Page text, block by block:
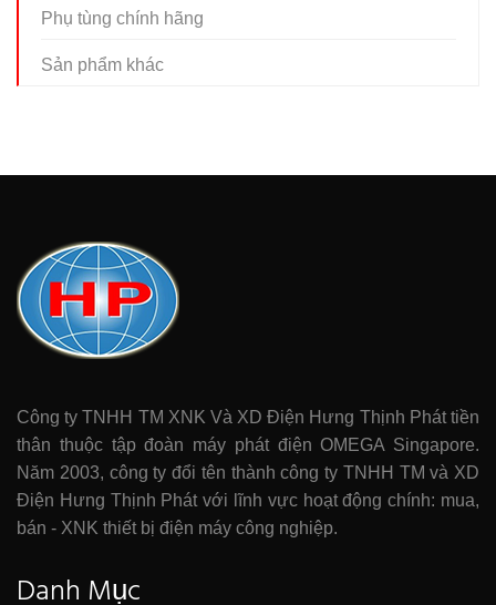
Phụ tùng chính hãng
Sản phẩm khác
Công ty TNHH TM XNK Và XD Điện Hưng Thịnh Phát tiền
thân thuộc tập đoàn máy phát điện OMEGA Singapore.
Năm 2003, công ty đổi tên thành công ty TNHH TM và XD
Điện Hưng Thịnh Phát với lĩnh vực hoạt động chính: mua,
bán - XNK thiết bị điện máy công nghiệp.
Danh Mục